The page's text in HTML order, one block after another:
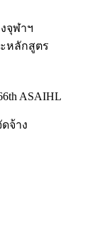
จุฬาฯ
หลักสูตร
ASAIHL
จ้าง